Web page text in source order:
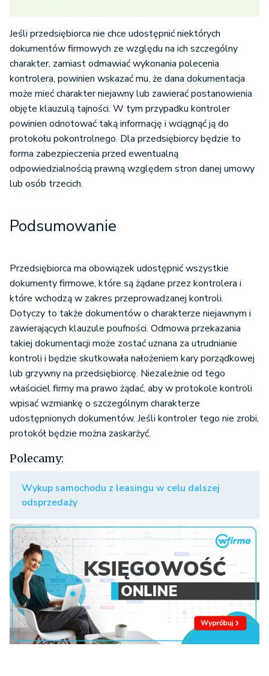
Jeśli przedsiębiorca nie chce udostępnić niektórych
dokumentów firmowych ze względu na ich szczególny
charakter, zamiast odmawiać wykonania polecenia
kontrolera, powinien wskazać mu, że dana dokumentacja
może mieć charakter niejawny lub zawierać postanowienia
objęte klauzulą tajności. W tym przypadku kontroler
powinien odnotować taką informację i wciągnąć ją do
protokołu pokontrolnego. Dla przedsiębiorcy będzie to
forma zabezpieczenia przed ewentualną
odpowiedzialnością prawną względem stron danej umowy
lub osób trzecich.
Podsumowanie
Przedsiębiorca ma obowiązek udostępnić wszystkie
dokumenty firmowe, które są żądane przez kontrolera i
które wchodzą w zakres przeprowadzanej kontroli.
Dotyczy to także dokumentów o charakterze niejawnym i
zawierających klauzule poufności. Odmowa przekazania
takiej dokumentacji może zostać uznana za utrudnianie
kontroli i będzie skutkowała nałożeniem kary porządkowej
lub grzywny na przedsiębiorcę. Niezależnie od tego
właściciel firmy ma prawo żądać, aby w protokole kontroli
wpisać wzmiankę o szczególnym charakterze
udostępnionych dokumentów. Jeśli kontroler tego nie zrobi,
protokół będzie można zaskarżyć.
Polecamy:
Wykup samochodu z leasingu w celu dalszej
odsprzedaży